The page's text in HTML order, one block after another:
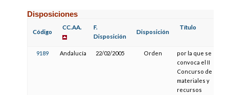
Disposiciones
Código
CC.AA.
F.
Disposición
Disposición
Título
9189 Andalucía 22/02/2005 Orden
por la que se
convoca el II
Concurso de
materiales y
recursos